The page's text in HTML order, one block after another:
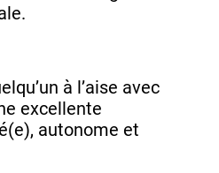
à l’aise avec
excellente
autonome et